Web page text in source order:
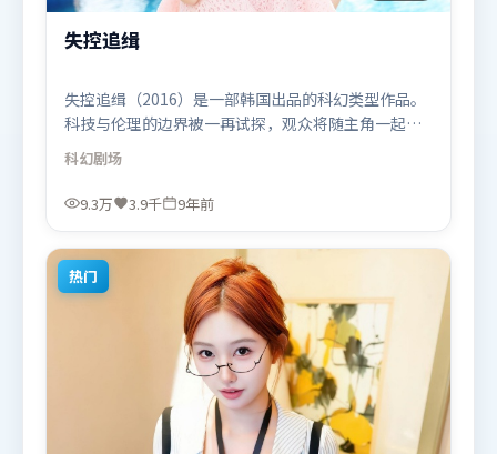
失控追缉
失控追缉（2016）是一部韩国出品的科幻类型作品。
科技与伦理的边界被一再试探，观众将随主角一起经
历道德震荡。类型元素被重新组合，既致敬经典也尝
试突破套路。由朴赞郁执导，秦海璐、周迅、吴京，
马东锡等联袂出演。影片于2016年12月26日（韩国）
看。
科幻剧场
9.3万 3.9千 9年前
热门